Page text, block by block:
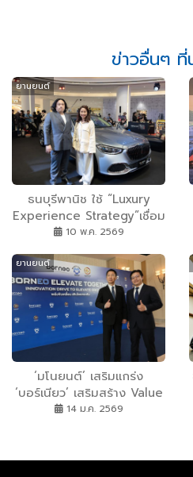
ข่าวอื่นๆ ที่
ยานยนต์
ธนบุรีพานิช ใช้ “Luxury
Experience Strategy”เชื่อม
Maybach กับแฟชั่นระดับโลก
Prada 2
10 พ.ค. 2569
ยานยนต์
‘มโนยนต์’ เสริมแกร่ง
‘บอร์เนียว’ เสริมสร้าง Value
Chain ทั้งระบบ ย้ำภาพผู้นำ
เป้ารายได้เติบโต 5000 ล้าน
14 ม.ค. 2569